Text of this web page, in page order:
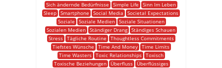
Sich ändernde Bedürfnisse
Simple Life
Sinn Im Leben
Sleep Smartphone Social Media
Societal Expectations
Soziale
Soziale Medien
Soziale Situationen
Sozialen Medien Ständiger Drang Ständiges Schauen
Stress
Tägliche Routine
Thoughtless Commitments
Tiefstes Wünsche
Time And Money Time Limits
Time Wasters
Toxic Relationships
Toxisch
Toxische Beziehungen
Überfluss
Überflüssiges